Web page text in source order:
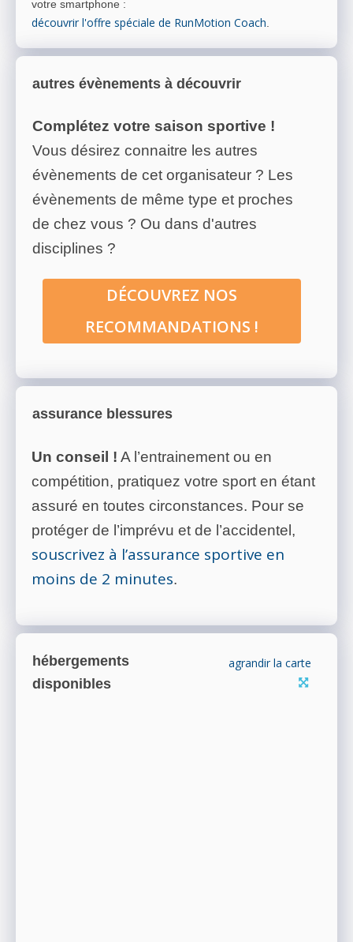
votre smartphone :
découvrir l'offre spéciale de RunMotion Coach.
autres évènements à découvrir
Complétez votre saison sportive !
Vous désirez connaitre les autres
évènements de cet organisateur ? Les
évènements de même type et proches
de chez vous ? Ou dans d'autres
disciplines ?
DÉCOUVREZ NOS
RECOMMANDATIONS !
assurance blessures
Un conseil ! A l’entrainement ou en
compétition, pratiquez votre sport en étant
assuré en toutes circonstances. Pour se
protéger de l’imprévu et de l’accidentel,
souscrivez à l’assurance sportive en
moins de 2 minutes.
hébergements
disponibles
agrandir la carte